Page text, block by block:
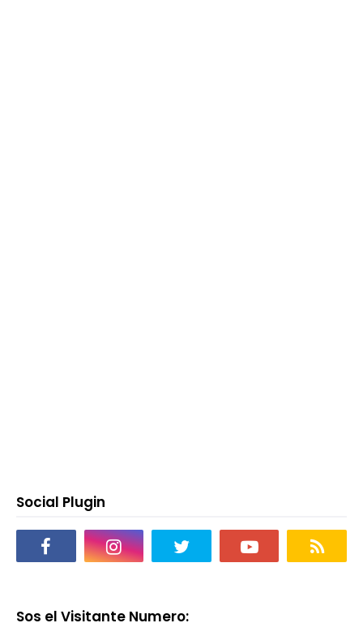
Social Plugin
Sos el Visitante Numero: